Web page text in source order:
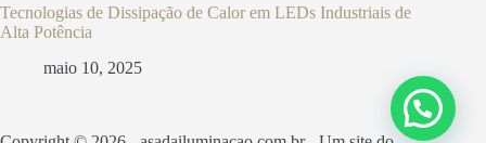
Tecnologias de Dissipação de Calor em LEDs Industriais de
Alta Potência
maio 10, 2025